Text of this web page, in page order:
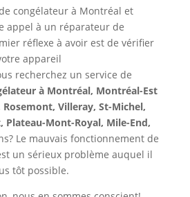
congélateur à Montréal et
appel à un réparateur de
réflexe à avoir est de vérifier
appareil
recherchez un service de
à Montréal, Montréal-Est
Villeray, St-Michel,
Plateau-Mont-Royal, Mile-End,
Le mauvais fonctionnement de
un sérieux problème auquel il
tôt possible.